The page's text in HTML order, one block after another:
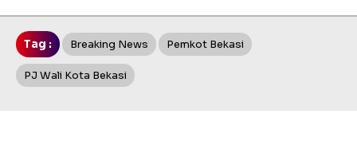
Tag : Breaking News Pemkot Bekasi
PJ Wali Kota Bekasi